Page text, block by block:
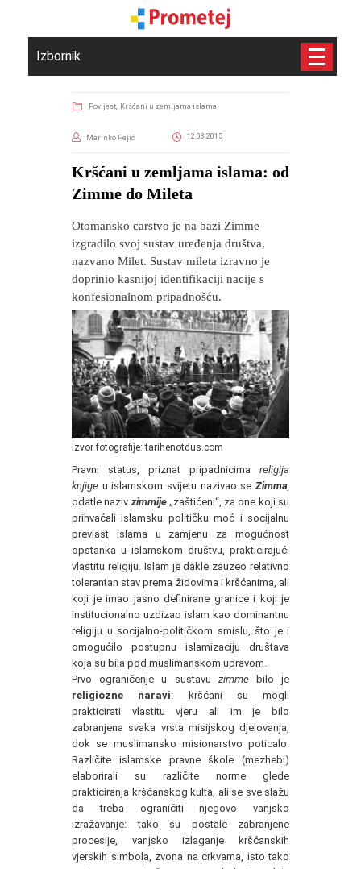
Izbornik
Povijest, Kršćani u zemljama islama
Marinko Pejić 12.03.2015
Kršćani u zemljama islama: od
Zimme do Mileta
Otomansko carstvo je na bazi Zimme
izgradilo svoj sustav uređenja društva,
nazvano Milet. Sustav mileta izravno je
doprinio kasnijoj identifikaciji nacije s
konfesionalnom pripadnošću.
Izvor fotografije: tarihenotdus.com
Pravni status, priznat pripadnicima religija
knjige u islamskom svijetu nazivao se Zimma
odatle naziv zimmije „zaštićeni“, za one koji su
prihvaćali islamsku političku moć i socijalnu
prevlast islama u zamjenu za mogućnost
opstanka u islamskom društvu, prakticirajući
vlastitu religiju. Islam je dakle zauzeo relativno
tolerantan stav prema židovima i kršćanima, ali
koji je imao jasno definirane granice i koji je
institucionalno uzdizao islam kao dominantnu
religiju u socijalno-političkom smislu, što je i
omogućilo postupnu islamizaciju društava
koja su bila pod muslimanskom upravom.
Prvo ograničenje u sustavu zimmebilo je
religiozne naravi: kršćani su mogli
prakticirati vlastitu vjeru ali im je bilo
zabranjena svaka vrsta misijskog djelovanja,
dok se muslimansko misionarstvo poticalo.
Različite islamske pravne škole (mezhebi)
elaborirali su različite norme glede
prakticiranja kršćanskog kulta, ali se sve slažu
da treba ograničiti njegovo vanjsko
izražavanje: tako su postale zabranjene
procesije, vanjsko izlaganje kršćanskih
vjerskih simbola, zvona na crkvama, isto tako